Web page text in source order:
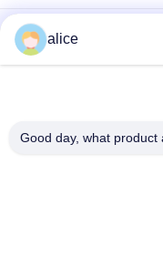
45mic Biodegradable PLA
উচ্চ গ্রেড পিইটি PETG সঙ্কুচিত
70% - 78% স্বচ্ছ PETG
alice
Good day, what